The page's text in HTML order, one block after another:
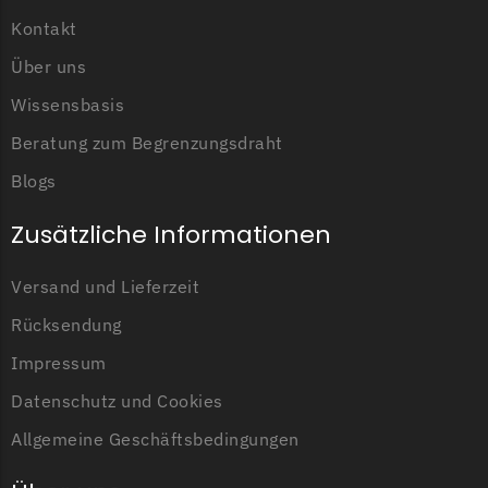
Powerworks Messer
Begrenzungsdraht
Robomow
Robomow Messer
Begrenzungsdraht
Segway
Segway Navimow Messer
Sunseeker
Sunseeker Messer
Kontakt
Über uns
Wissensbasis
Beratung zum Begrenzungsdraht
Blogs
Zusätzliche Informationen
Versand und Lieferzeit
Rücksendung
Impressum
Datenschutz und Cookies
Allgemeine Geschäftsbedingungen